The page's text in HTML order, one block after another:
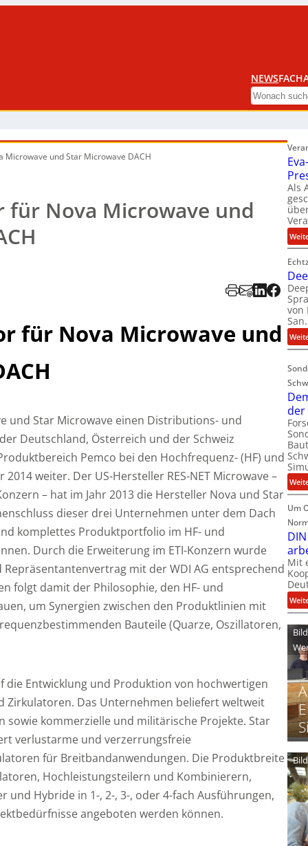
NEWS
Search
Microwave und Star Microwave DACH
Nova Microwave und
für Nova Microwave und
und Star Microwave einen Distributions- und
Deutschland, Österreich und der Schweiz
Pemco bei den Hochfrequenz- (HF) und
weiter. Der US-Hersteller RES-NET Microwave –
– hat im Jahr 2013 die Hersteller Nova und Star
dieser drei Unternehmen unter dem Dach
komplettes Produktportfolio im HF- und
Durch die Erweiterung im ETI-Konzern wurde
mit der WDI AG entsprechend
folgt damit der Philosophie, den HF- und
um Synergien zwischen den Produktlinien mit
Bauteile (Quarze, Oszillatoren,
die Entwicklung und Produktion von hochwertigen
Zirkulatoren. Das Unternehmen beliefert weltweit
sowie kommerzielle und militärische Projekte. Star
verlustarme und verzerrungsfreie
für Breitbandanwendungen. Die Produktbreite
Hochleistungsteilern und Kombinierern,
und Hybride in 1-, 2-, 3-, oder 4-fach Ausführungen,
angeboten werden können.
Als
von
der
Um
Mit